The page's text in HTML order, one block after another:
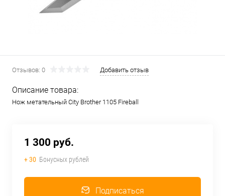
Отзывов: 0 Добавить отзыв
Описание товара:
Нож метательный City Brother 1105 Fireball
1 300 руб.
+ 30 Бонусных рублей
Подписаться